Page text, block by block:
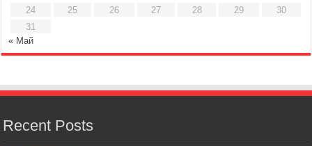
24
25 26 27 28 29
30
31
« Май
Recent Posts